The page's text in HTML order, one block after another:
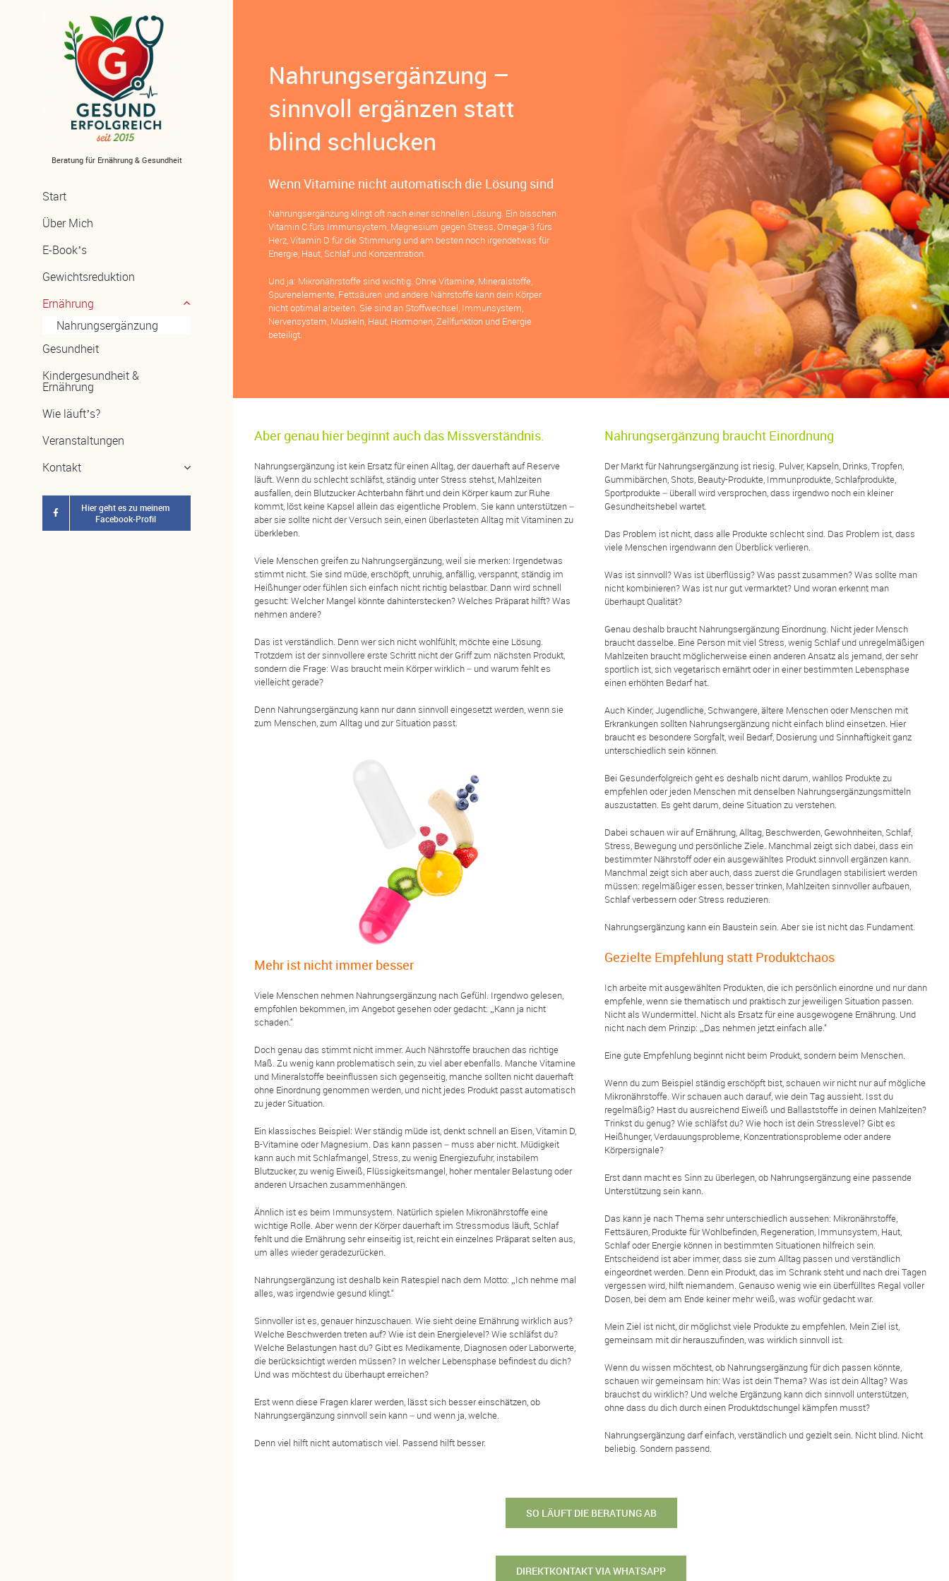
Beratung für Ernährung & Gesundheit
Start
Über Mich
E-Book’s
Gewichtsreduktion
Ernährung
Nahrungsergänzung
Gesundheit
Kindergesundheit &
Ernährung
Wie läuft’s?
Veranstaltungen
Kontakt
Hier geht es zu meinem
Facebook-Profil
Nahrungsergänzung –
sinnvoll ergänzen statt
blind schlucken
Wenn Vitamine nicht automatisch die Lösung sind
Nahrungsergänzung klingt oft nach einer schnellen Lösung. Ein bisschen
Vitamin C fürs Immunsystem, Magnesium gegen Stress, Omega-3 fürs
Herz, Vitamin D für die Stimmung und am besten noch irgendetwas für
Energie, Haut, Schlaf und Konzentration.
Und ja: Mikronährstoffe sind wichtig. Ohne Vitamine, Mineralstoffe,
Spurenelemente, Fettsäuren und andere Nährstoffe kann dein Körper
nicht optimal arbeiten. Sie sind an Stoffwechsel, Immunsystem,
Nervensystem, Muskeln, Haut, Hormonen, Zellfunktion und Energie
beteiligt.
Aber genau hier beginnt auch das Missverständnis.
Nahrungsergänzung ist kein Ersatz für einen Alltag, der dauerhaft auf Reserve
läuft. Wenn du schlecht schläfst, ständig unter Stress stehst, Mahlzeiten
ausfallen, dein Blutzucker Achterbahn fährt und dein Körper kaum zur Ruhe
kommt, löst keine Kapsel allein das eigentliche Problem. Sie kann unterstützen –
aber sie sollte nicht der Versuch sein, einen überlasteten Alltag mit Vitaminen zu
überkleben.
Viele Menschen greifen zu Nahrungsergänzung, weil sie merken: Irgendetwas
stimmt nicht. Sie sind müde, erschöpft, unruhig, anfällig, verspannt, ständig im
Heißhunger oder fühlen sich einfach nicht richtig belastbar. Dann wird schnell
gesucht: Welcher Mangel könnte dahinterstecken? Welches Präparat hilft? Was
nehmen andere?
Das ist verständlich. Denn wer sich nicht wohlfühlt, möchte eine Lösung.
Trotzdem ist der sinnvollere erste Schritt nicht der Griff zum nächsten Produkt,
sondern die Frage: Was braucht mein Körper wirklich – und warum fehlt es
vielleicht gerade?
Denn Nahrungsergänzung kann nur dann sinnvoll eingesetzt werden, wenn sie
zum Menschen, zum Alltag und zur Situation passt.
Mehr ist nicht immer besser
Viele Menschen nehmen Nahrungsergänzung nach Gefühl. Irgendwo gelesen,
empfohlen bekommen, im Angebot gesehen oder gedacht: „Kann ja nicht
schaden.“
Doch genau das stimmt nicht immer. Auch Nährstoffe brauchen das richtige
Maß. Zu wenig kann problematisch sein, zu viel aber ebenfalls. Manche Vitamine
und Mineralstoffe beeinflussen sich gegenseitig, manche sollten nicht dauerhaft
ohne Einordnung genommen werden, und nicht jedes Produkt passt automatisch
zu jeder Situation.
Ein klassisches Beispiel: Wer ständig müde ist, denkt schnell an Eisen, Vitamin D,
B-Vitamine oder Magnesium. Das kann passen – muss aber nicht. Müdigkeit
kann auch mit Schlafmangel, Stress, zu wenig Energiezufuhr, instabilem
Blutzucker, zu wenig Eiweiß, Flüssigkeitsmangel, hoher mentaler Belastung oder
anderen Ursachen zusammenhängen.
Ähnlich ist es beim Immunsystem. Natürlich spielen Mikronährstoffe eine
wichtige Rolle. Aber wenn der Körper dauerhaft im Stressmodus läuft, Schlaf
fehlt und die Ernährung sehr einseitig ist, reicht ein einzelnes Präparat selten aus,
um alles wieder geradezurücken.
Nahrungsergänzung ist deshalb kein Ratespiel nach dem Motto: „Ich nehme mal
alles, was irgendwie gesund klingt.“
Sinnvoller ist es, genauer hinzuschauen. Wie sieht deine Ernährung wirklich aus?
Welche Beschwerden treten auf? Wie ist dein Energielevel? Wie schläfst du?
Welche Belastungen hast du? Gibt es Medikamente, Diagnosen oder Laborwerte,
die berücksichtigt werden müssen? In welcher Lebensphase befindest du dich?
Und was möchtest du überhaupt erreichen?
Erst wenn diese Fragen klarer werden, lässt sich besser einschätzen, ob
Nahrungsergänzung sinnvoll sein kann – und wenn ja, welche.
Denn viel hilft nicht automatisch viel. Passend hilft besser.
Nahrungsergänzung braucht Einordnung
Der Markt für Nahrungsergänzung ist riesig. Pulver, Kapseln, Drinks, Tropfen,
Gummibärchen, Shots, Beauty-Produkte, Immunprodukte, Schlafprodukte,
Sportprodukte – überall wird versprochen, dass irgendwo noch ein kleiner
Gesundheitshebel wartet.
Das Problem ist nicht, dass alle Produkte schlecht sind. Das Problem ist, dass
viele Menschen irgendwann den Überblick verlieren.
Was ist sinnvoll? Was ist überflüssig? Was passt zusammen? Was sollte man
nicht kombinieren? Was ist nur gut vermarktet? Und woran erkennt man
überhaupt Qualität?
Genau deshalb braucht Nahrungsergänzung Einordnung. Nicht jeder Mensch
braucht dasselbe. Eine Person mit viel Stress, wenig Schlaf und unregelmäßigen
Mahlzeiten braucht möglicherweise einen anderen Ansatz als jemand, der sehr
sportlich ist, sich vegetarisch ernährt oder in einer bestimmten Lebensphase
einen erhöhten Bedarf hat.
Auch Kinder, Jugendliche, Schwangere, ältere Menschen oder Menschen mit
Erkrankungen sollten Nahrungsergänzung nicht einfach blind einsetzen. Hier
braucht es besondere Sorgfalt, weil Bedarf, Dosierung und Sinnhaftigkeit ganz
unterschiedlich sein können.
Bei Gesunderfolgreich geht es deshalb nicht darum, wahllos Produkte zu
empfehlen oder jeden Menschen mit denselben Nahrungsergänzungsmitteln
auszustatten. Es geht darum, deine Situation zu verstehen.
Dabei schauen wir auf Ernährung, Alltag, Beschwerden, Gewohnheiten, Schlaf,
Stress, Bewegung und persönliche Ziele. Manchmal zeigt sich dabei, dass ein
bestimmter Nährstoff oder ein ausgewähltes Produkt sinnvoll ergänzen kann.
Manchmal zeigt sich aber auch, dass zuerst die Grundlagen stabilisiert werden
müssen: regelmäßiger essen, besser trinken, Mahlzeiten sinnvoller aufbauen,
Schlaf verbessern oder Stress reduzieren.
Nahrungsergänzung kann ein Baustein sein. Aber sie ist nicht das Fundament.
Gezielte Empfehlung statt Produktchaos
Ich arbeite mit ausgewählten Produkten, die ich persönlich einordne und nur dann
empfehle, wenn sie thematisch und praktisch zur jeweiligen Situation passen.
Nicht als Wundermittel. Nicht als Ersatz für eine ausgewogene Ernährung. Und
nicht nach dem Prinzip: „Das nehmen jetzt einfach alle.“
Eine gute Empfehlung beginnt nicht beim Produkt, sondern beim Menschen.
Wenn du zum Beispiel ständig erschöpft bist, schauen wir nicht nur auf mögliche
Mikronährstoffe. Wir schauen auch darauf, wie dein Tag aussieht. Isst du
regelmäßig? Hast du ausreichend Eiweiß und Ballaststoffe in deinen Mahlzeiten?
Trinkst du genug? Wie schläfst du? Wie hoch ist dein Stresslevel? Gibt es
Heißhunger, Verdauungsprobleme, Konzentrationsprobleme oder andere
Körpersignale?
Erst dann macht es Sinn zu überlegen, ob Nahrungsergänzung eine passende
Unterstützung sein kann.
Das kann je nach Thema sehr unterschiedlich aussehen: Mikronährstoffe,
Fettsäuren, Produkte für Wohlbefinden, Regeneration, Immunsystem, Haut,
Schlaf oder Energie können in bestimmten Situationen hilfreich sein.
Entscheidend ist aber immer, dass sie zum Alltag passen und verständlich
eingeordnet werden. Denn ein Produkt, das im Schrank steht und nach drei Tagen
vergessen wird, hilft niemandem. Genauso wenig wie ein überfülltes Regal voller
Dosen, bei dem am Ende keiner mehr weiß, was wofür gedacht war.
Mein Ziel ist nicht, dir möglichst viele Produkte zu empfehlen. Mein Ziel ist,
gemeinsam mit dir herauszufinden, was wirklich sinnvoll ist.
Wenn du wissen möchtest, ob Nahrungsergänzung für dich passen könnte,
schauen wir gemeinsam hin: Was ist dein Thema? Was ist dein Alltag? Was
brauchst du wirklich? Und welche Ergänzung kann dich sinnvoll unterstützen,
ohne dass du dich durch einen Produktdschungel kämpfen musst?
Nahrungsergänzung darf einfach, verständlich und gezielt sein. Nicht blind. Nicht
beliebig. Sondern passend.
SO LÄUFT DIE BERATUNG AB
DIREKTKONTAKT VIA WHATSAPP